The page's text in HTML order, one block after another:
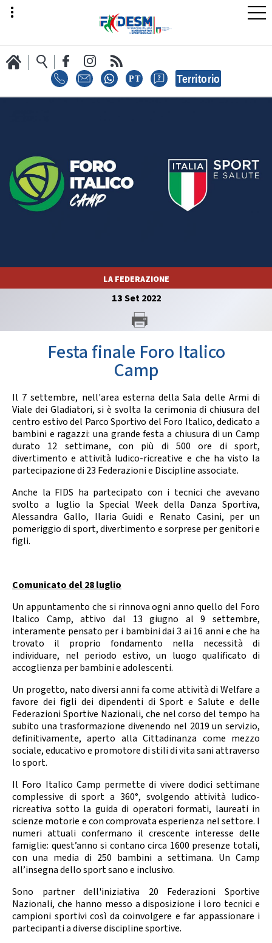
AREA SPORT
GARE
Tesseramento Territorio
Formazione Albo Soci
LA FEDERAZIONE
13Set2022
Festa finale Foro Italico
Camp
Il 7 settembre, nell'area esterna della Sala delle Armi di
Viale dei Gladiatori, si è svolta la cerimonia di chiusura del
centro estivo del Parco Sportivo del Foro Italico, dedicato a
bambini e ragazzi: una grande festa a chiusura di un Camp
durato 12 settimane, con più di 500 ore di sport,
divertimento e attività ludico-ricreative e che ha visto la
partecipazione di 23 Federazioni e Discipline associate.
Anche la FIDS ha partecipato con i tecnici che avevano
svolto a luglio la Special Week della Danza Sportiva,
Alessandra Gallo, Ilaria Guidi e Renato Casini, per un
pomeriggio di sport, divertimento e sorprese per genitori e
figli.
Comunicato del 28 luglio
Un appuntamento che si rinnova ogni anno quello del Foro
Italico Camp, attivo dal 13 giugno al 9 settembre,
interamente pensato per i bambini dai 3 ai 16 anni e che ha
trovato il proprio fondamento nella necessità di
individuare, nel periodo estivo, un luogo qualificato di
accoglienza per bambini e adolescenti.
Un progetto, nato diversi anni fa come attività di Welfare a
favore dei figli dei dipendenti di Sport e Salute e delle
Federazioni Sportive Nazionali, che nel corso del tempo ha
subito una trasformazione divenendo nel 2019 un servizio,
definitivamente, aperto alla Cittadinanza come mezzo
sociale, educativo e promotore di stili di vita sani attraverso
lo sport.
Il Foro Italico Camp permette di vivere dodici settimane
complessive di sport a 360°, svolgendo attività ludico-
ricreativa sotto la guida di operatori formati, laureati in
scienze motorie e con comprovata esperienza nel settore. I
numeri attuali confermano il crescente interesse delle
famiglie: quest’anno si contano circa 1600 presenze totali,
con una media di 250 bambini a settimana. Un Camp
all’insegna dello sport sano e inclusivo.
Sono partner dell'iniziativa 20 Federazioni Sportive
Nazionali, che hanno messo a disposizione i loro tecnici e
campioni sportivi così da coinvolgere e far appassionare i
partecipanti a diverse discipline sportive.